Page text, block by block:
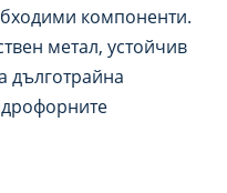
компоненти.
метал, устойчив
дълготрайна